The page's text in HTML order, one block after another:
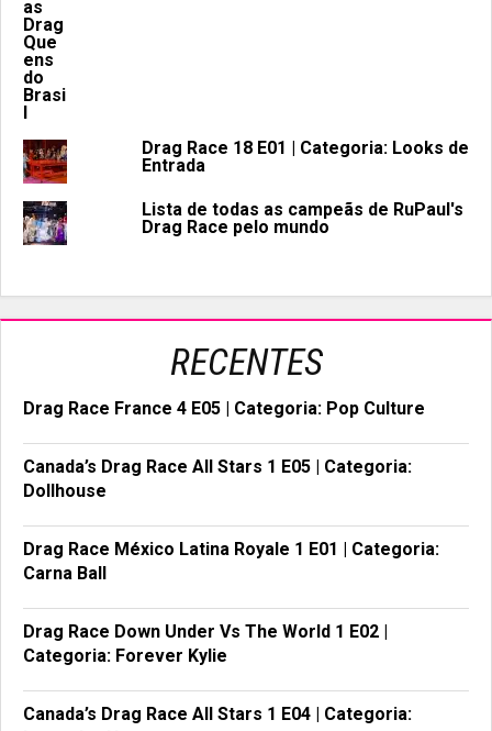
Drag Race 18 E01 | Categoria: Looks de
Entrada
Lista de todas as campeãs de RuPaul's
Drag Race pelo mundo
RECENTES
Drag Race France 4 E05 | Categoria: Pop Culture
Canada’s Drag Race All Stars 1 E05 | Categoria:
Dollhouse
Drag Race México Latina Royale 1 E01 | Categoria:
Carna Ball
Drag Race Down Under Vs The World 1 E02 |
Categoria: Forever Kylie
Canada’s Drag Race All Stars 1 E04 | Categoria: